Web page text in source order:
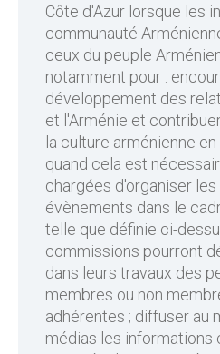
Côte d'Azur lorsque les
communauté
ceux du peuple
notamment pour :
développement des
et l'Arménie et
la culture arménienne
quand cela est
chargées d'organiser
évènements dans le
telle que définie ci-
commissions pourront
dans leurs travaux des
membres ou non
adhérentes ; diffuser au
médias les informations